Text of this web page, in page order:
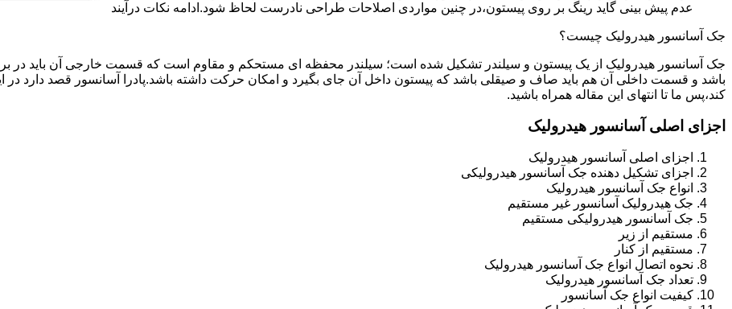
عدم پیش بینی گاید رینگ بر روی پیستون،در چنین مواردی اصلاحات طراحی نادرست لحاظ شود.ادامه نکات درآیند
جک آسانسور هیدرولیک چیست؟
جک آسانسور هیدرولیک از یک پیستون و سیلندر تشکیل شده است؛ سیلندر محفظه ای مستحکم و مقاوم است که قسمت خارجی آن باید در
باشد و قسمت داخلی آن هم باید صاف و صیقلی باشد که پیستون داخل آن جای بگیرد و امکان حرکت داشته باشد.پادرا آسانسور قصد دارد
کند،پس ما تا انتهای این مقاله همراه باشید.
اجزای اصلی آسانسور هیدرولیک
اجزای اصلی آسانسور هیدرولیک
اجزای تشکیل دهنده جک آسانسور هیدرولیکی
انواع جک آسانسور هیدرولیک
جک هیدرولیک آسانسور غیر مستقیم
جک آسانسور هیدرولیکی مستقیم
مستقیم از زیر
مستقیم از کنار
نحوه اتصال انواع جک آسانسور هیدرولیک
تعداد جک آسانسور هیدرولیک
کیفیت انواع جک آسانسور